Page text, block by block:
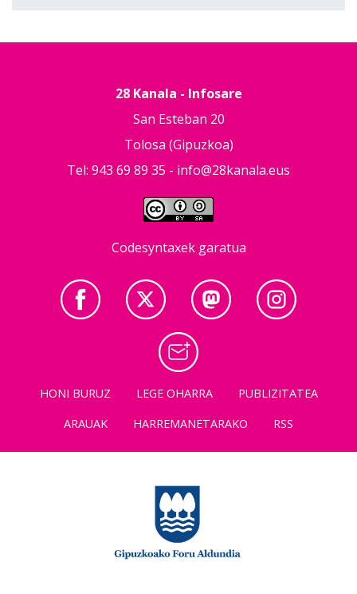
28 Kanala - Infosare
San Esteban 20
Tolosa (Gipuzkoa)
Tel: 943 69 89 35 - info@28kanala.eus
Codesyntaxek garatua
HONI BURUZ LEGE OHARRA
PUBLIZITATEA
ARAUAK
HARREMANETARAKO RSS